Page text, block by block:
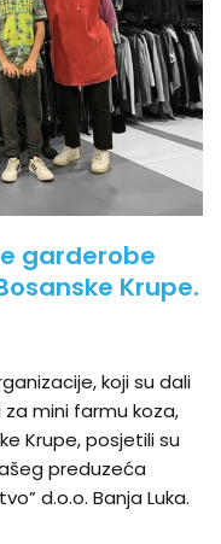
garderobe
Krupe.
koji su dali
mini farmu koza,
Krupe, posjetili su
preduzeća
d.o.o. Banja Luka.